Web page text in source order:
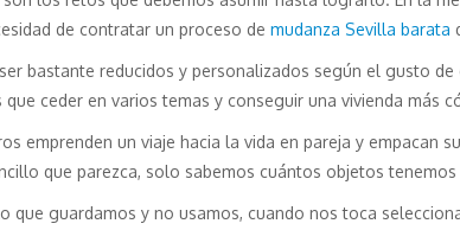
de contratar un proceso de mudanza Sevilla barata
bastante reducidos y personalizados según el gusto
ceder en varios temas y conseguir una vivienda
emprenden un viaje hacia la vida en pareja y empacan
que parezca, solo sabemos cuántos objetos
que guardamos y no usamos, cuando nos toca